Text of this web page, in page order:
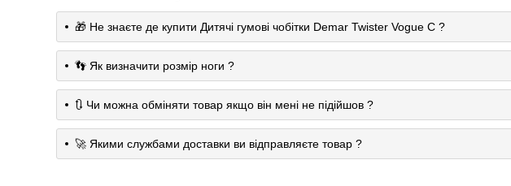
🎁 Не знаєте де купити Дитячі гумові чобітки Demar Twister Vogue C ?
👣 Як визначити розмір ноги ?
🔃 Чи можна обміняти товар якщо він мені не підійшов ?
🚀 Якими службами доставки ви відправляєте товар ?